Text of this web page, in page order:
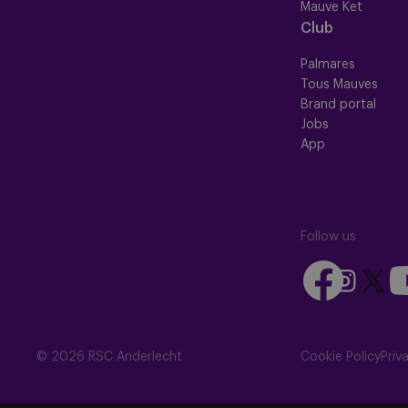
© 2026 RSC Anderlecht
Mauve Ket
Club
Palmares
Tous Mauves
Brand portal
Jobs
App
Follow us
Follow
us
Follow
us
Follow
(Twitter)
us
Cookie Policy